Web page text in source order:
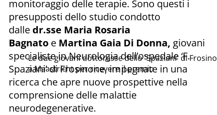
Le due giovani dottoresse dello 'Spaziani' di
a Maastricht per ricevere il premio
monitoraggio delle terapie. Sono questi i
presupposti dello studio condotto
dalle dr.sse Maria Rosaria
Bagnato e Martina Gaia Di Donna, giovani
specialiste in Neurologia dell’ospedale ‘F.
Spaziani’ di Frosinone, impegnate in una
ricerca che apre nuove prospettive nella
comprensione delle malattie
neurodegenerative.